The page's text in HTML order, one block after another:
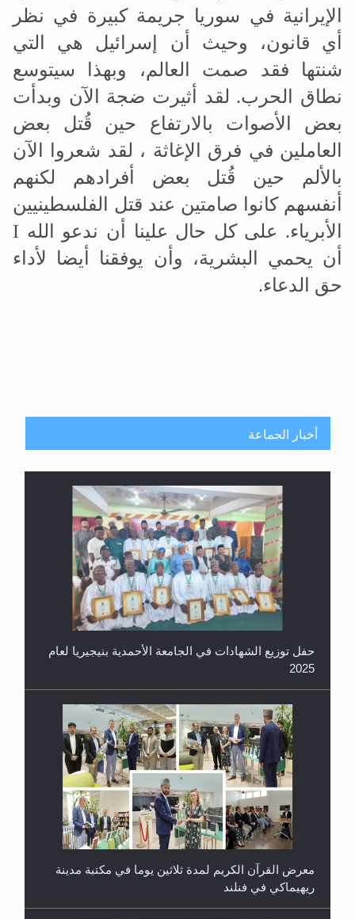
الإيرانية في سوريا جريمة كبيرة في نظر
أي قانون، وحيث أن إسرائيل هي التي
شنتها فقد صمت العالم، وبهذا سيتوسع
نطاق الحرب. لقد أثيرت ضجة الآن وبدأت
بعض الأصوات بالارتفاع حين قُتل بعض
العاملين في فرق الإغاثة ، لقد شعروا الآن
بالألم حين قُتل بعض أفرادهم لكنهم
أنفسهم كانوا صامتين عند قتل الفلسطينيين
الأبرياء. على كل حال علينا أن ندعو الله I
أن يحمي البشرية، وأن يوفقنا أيضا لأداء
حق الدعاء.
أخبار الجماعة
حفل توزيع الشهادات في الجامعة الأحمدية بنيجيريا لعام
2025
معرض القرآن الكريم لمدة ثلاثين يوما في مكتبة مدينة
ريهيماكي في فنلند